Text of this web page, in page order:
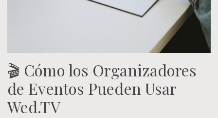
🎬 Cómo los Organizadores
de Eventos Pueden Usar
Wed.TV